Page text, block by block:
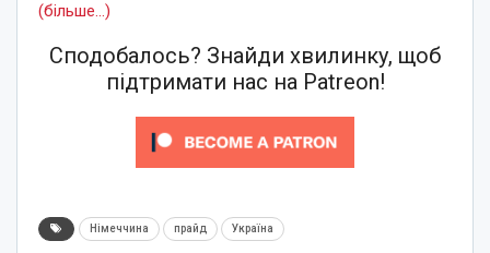
(більше…)
Сподобалось? Знайди хвилинку, щоб
підтримати нас на Patreon!
Німеччина прайд Україна